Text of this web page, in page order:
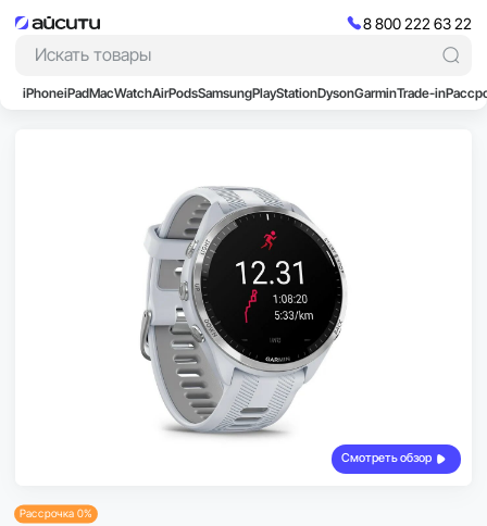
8 800 222 63 22
iPhoneiPadMacWatchAirPodsSamsungPlayStationDysonGarminTrade-in
Смотреть обзор
Рассрочка 0%